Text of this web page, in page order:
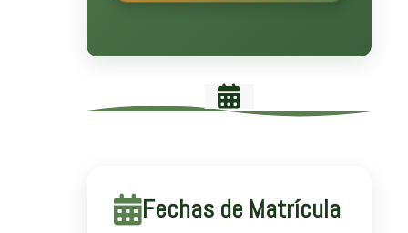
Fechas de Matrícula